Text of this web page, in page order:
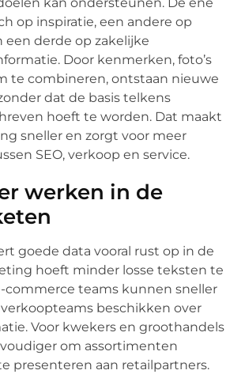
op inspiratie, een andere op
een derde op zakelijke
Door kenmerken, foto’s
te combineren, ontstaan nieuwe
dat de basis telkens
hoeft te worden. Dat maakt
sneller en zorgt voor meer
SEO, verkoop en service.
werken in de
goede data vooral rust op in de
hoeft minder losse teksten te
commerce teams kunnen sneller
beschikken over
Voor kwekers en groothandels
om assortimenten
presenteren aan retailpartners.